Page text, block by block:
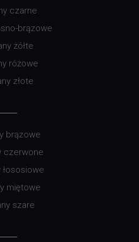
czarne
brązowe
żółte
różowe
złote
brązowe
czerwone
łososiowe
miętowe
szare